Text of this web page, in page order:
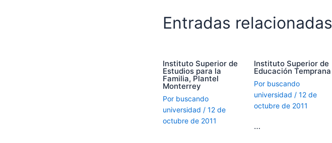
Entradas relacionadas
Instituto Superior de
Estudios para la
Familia, Plantel
Monterrey
Por buscando
universidad / 12 de
octubre de 2011
Instituto Superior de
Educación Temprana
Por buscando
universidad / 12 de
octubre de 2011
…